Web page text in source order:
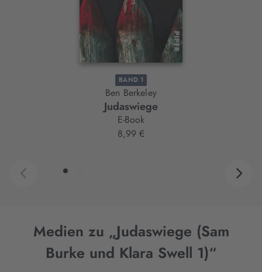
BAND 1
Ben Berkeley
Judaswiege
E-Book
8,99 €
Medien zu „Judaswiege (Sam
Burke und Klara Swell 1)“